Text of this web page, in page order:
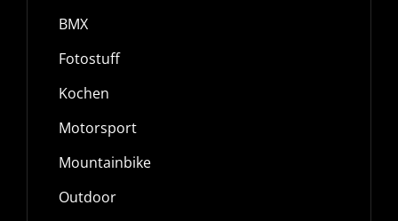
BMX
Fotostuff
Kochen
Motorsport
Mountainbike
Outdoor